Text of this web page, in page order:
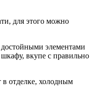
для этого можно
элементами
вкупе с правильно
отделке, холодным